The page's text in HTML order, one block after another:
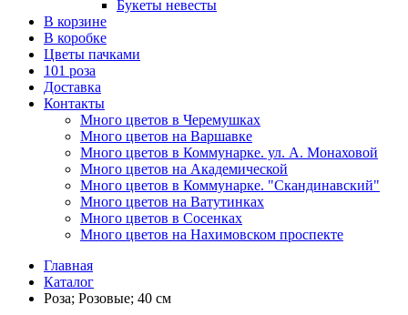
Букеты невесты
В корзине
В коробке
Цветы пачками
101 роза
Доставка
Контакты
Много цветов в Черемушках
Много цветов на Варшавке
Много цветов в Коммунарке. ул. А. Монаховой
Много цветов на Академической
Много цветов в Коммунарке. "Скандинавский"
Много цветов на Ватутинках
Много цветов в Сосенках
Много цветов на Нахимовском проспекте
Главная
Каталог
Роза; Розовые; 40 см